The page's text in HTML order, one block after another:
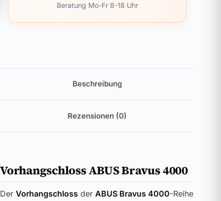
Beratung Mo-Fr 8-18 Uhr
Beschreibung
Rezensionen (0)
Vorhangschloss ABUS Bravus 4000
Der Vorhangschloss der ABUS Bravus 4000-Reihe